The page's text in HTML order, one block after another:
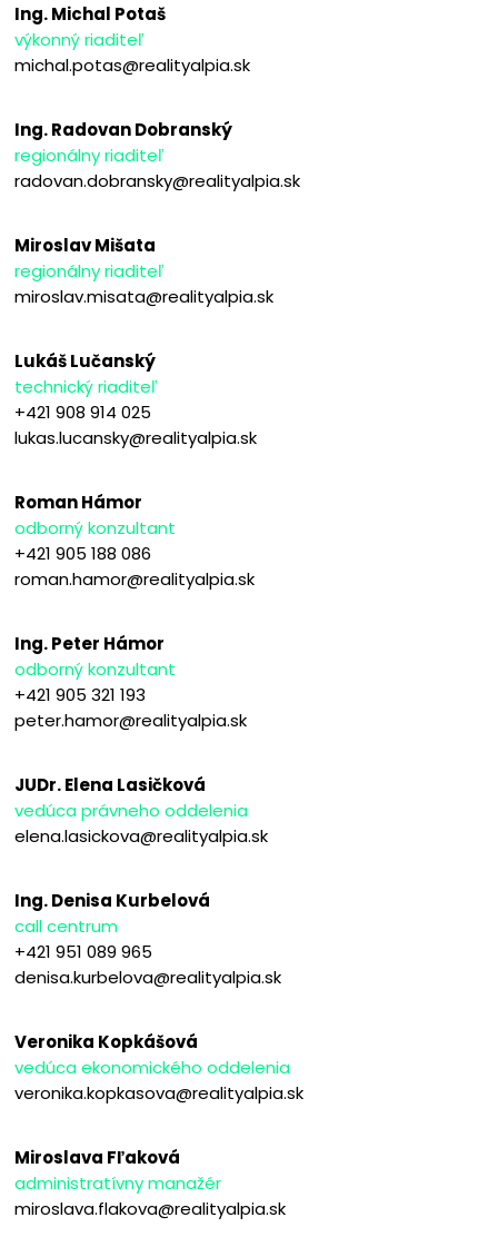
Ing. Michal Potaš
výkonný riaditeľ
michal.potas@realityalpia.sk
Ing. Radovan Dobranský
regionálny riaditeľ
radovan.dobransky@realityalpia.sk
Miroslav Mišata
regionálny riaditeľ
miroslav.misata@realityalpia.sk
Lukáš Lučanský
technický riaditeľ
+421 908 914 025
lukas.lucansky@realityalpia.sk
Roman Hámor
odborný konzultant
+421 905 188 086
roman.hamor@realityalpia.sk
Ing. Peter Hámor
odborný konzultant
+421 905 321 193
peter.hamor@realityalpia.sk
JUDr. Elena Lasičková
vedúca právneho oddelenia
elena.lasickova@realityalpia.sk
Ing. Denisa Kurbelová
call centrum
+421 951 089 965
denisa.kurbelova@realityalpia.sk
Veronika Kopkášová
vedúca ekonomického oddelenia
veronika.kopkasova@realityalpia.sk
Miroslava Fľaková
administratívny manažér
miroslava.flakova@realityalpia.sk